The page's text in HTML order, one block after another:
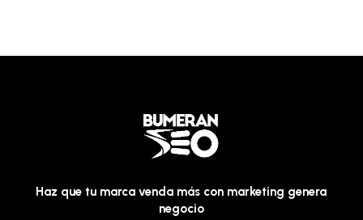
Haz que tu marca venda más con marketing genera
negocio